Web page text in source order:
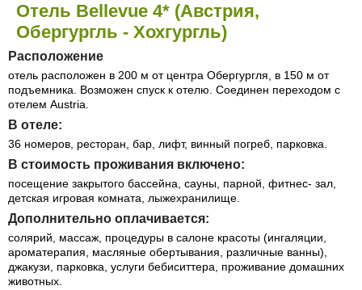
Отель Bellevue 4* (Австрия,
Обергургль - Хохгургль)
Расположение
отель расположен в 200 м от центра Обергургля, в 150 м от
подъемника. Возможен спуск к отелю. Соединен переходом с
отелем Austria.
В отеле:
36 номеров, ресторан, бар, лифт, винный погреб, парковка.
В стоимость проживания включено:
посещение закрытого бассейна, сауны, парной, фитнес- зал,
детская игровая комната, лыжехранилище.
Дополнительно оплачивается:
солярий, массаж, процедуры в салоне красоты (ингаляции,
ароматерапия, масляные обертывания, различные ванны),
джакузи, парковка, услуги бебиситтера, проживание домашних
животных.